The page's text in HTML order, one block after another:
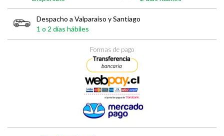
Despacho a Valparaíso y Santiago
1 o 2 días hábiles
Formas de pago